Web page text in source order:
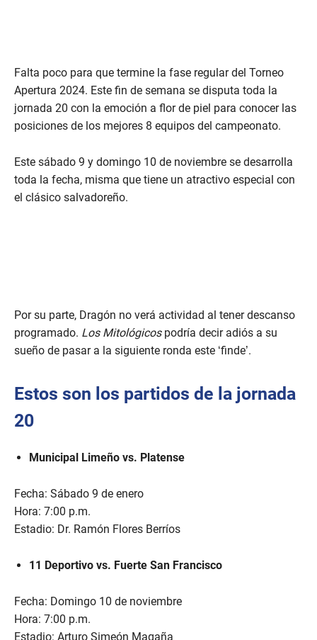
Falta poco para que termine la fase regular del Torneo
Apertura 2024. Este fin de semana se disputa toda la
jornada 20 con la emoción a flor de piel para conocer las
posiciones de los mejores 8 equipos del campeonato.
Este sábado 9 y domingo 10 de noviembre se desarrolla
toda la fecha, misma que tiene un atractivo especial con
el clásico salvadoreño.
Por su parte, Dragón no verá actividad al tener descanso
programado. Los Mitológicospodría decir adiós a su
sueño de pasar a la siguiente ronda este ‘finde’.
Estos son los partidos de la jornada
20
Municipal Limeño vs. Platense
Fecha: Sábado 9 de enero
Hora: 7:00 p.m.
Estadio: Dr. Ramón Flores Berríos
11 Deportivo vs. Fuerte San Francisco
Fecha: Domingo 10 de noviembre
Hora: 7:00 p.m.
Estadio: Arturo Simeón Magaña